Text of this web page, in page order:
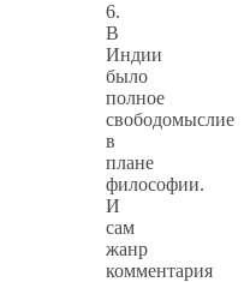
6.
В
Индии
было
полное
свободомыслие
в
плане
философии.
И
сам
жанр
комментария